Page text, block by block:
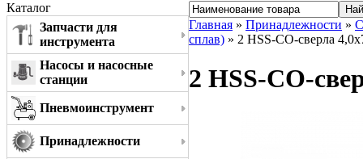
Каталог
Запчасти для
инструмента
Насосы и насосные
станции
Пневмоинструмент
Принадлежности
Главная » Принадлежности »
сплав) » 2 HSS-CO-сверла
2 HSS-CO-